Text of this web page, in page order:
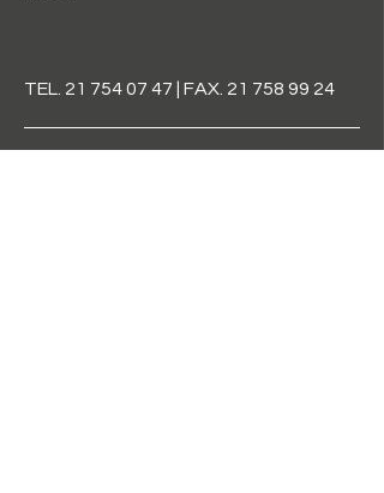
TEL. 21 754 07 47 | FAX. 21 758 99 24